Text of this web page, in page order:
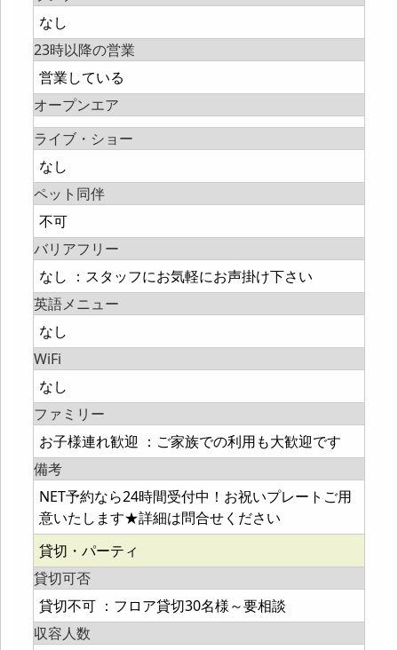
なし
23時以降の営業
営業している
オープンエア
ライブ・ショー
なし
ペット同伴
不可
バリアフリー
なし ：スタッフにお気軽にお声掛け下さい
英語メニュー
なし
WiFi
なし
ファミリー
お子様連れ歓迎 ：ご家族での利用も大歓迎です
備考
NET予約なら24時間受付中！お祝いプレートご用
意いたします★詳細は問合せください
貸切・パーティ
貸切可否
貸切不可 ：フロア貸切30名様～要相談
収容人数